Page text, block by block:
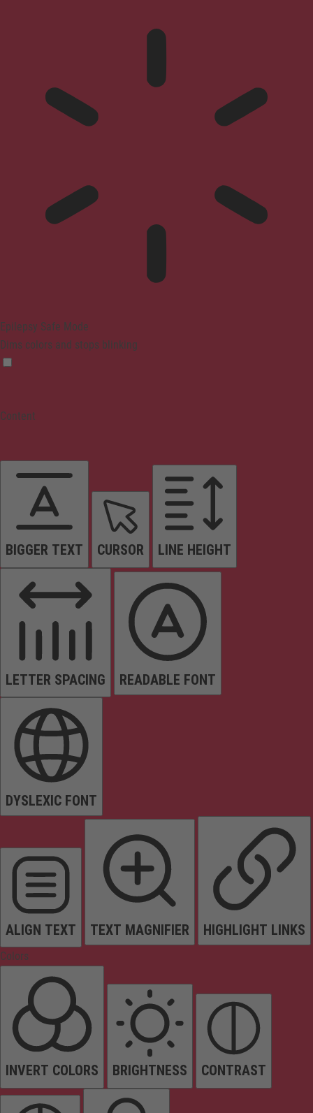
Epilepsy Safe Mode
Dims colors and stops blinking
Content
BIGGER TEXT CURSOR LINE HEIGHT
LETTER SPACING READABLE FONT
DYSLEXIC FONT
ALIGN TEXT TEXT MAGNIFIER HIGHLIGHT LINKS
Colors
INVERT COLORS BRIGHTNESS CONTRAST